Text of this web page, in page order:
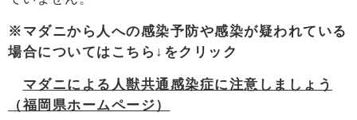
※マダニから人への感染予防や感染が疑われている
場合についてはこちら↓をクリック
マダニによる人獣共通感染症に注意しましょう
（福岡県ホームページ）